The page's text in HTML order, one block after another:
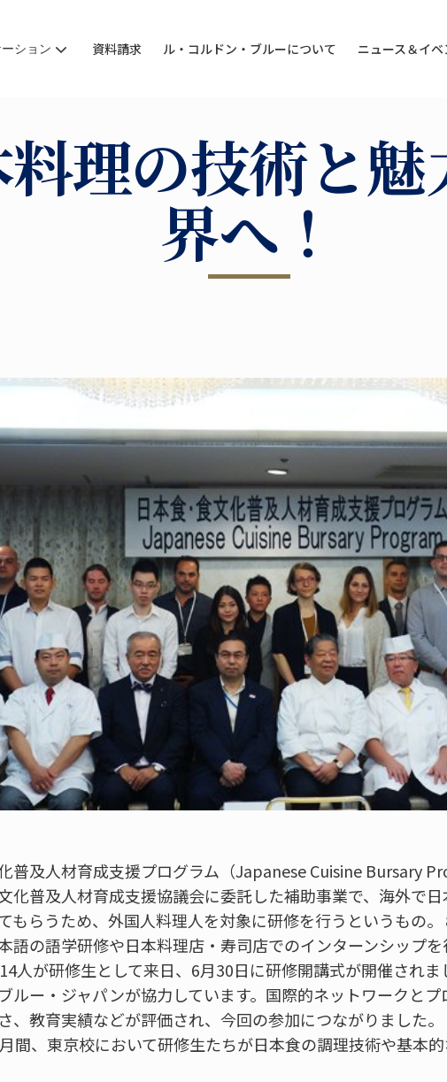
ション 資料請求 ル・コルドン・ブルーについて ニュース＆イ
料理の技術と
界へ！
普及人材育成支援プログラム（Japanese Cuisine Bursary
化普及人材育成支援協議会に委託した補助事業で、海外で
もらうため、外国人料理人を対象に研修を行うというもの
語の語学研修や日本料理店・寿司店でのインターンシップ
人が研修生として来日、6月30日に研修開講式が開催され
ルー・ジャパンが協力しています。国際的ネットワークと
、教育実績などが評価され、今回の参加につながりました。
間、東京校において研修生たちが日本食の調理技術や基本